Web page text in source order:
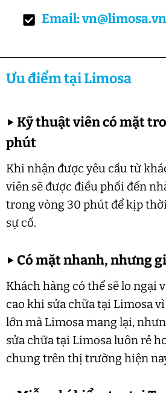
Email: vn@limosa.vn
Ưu điểm tại Limosa
▶Kỹ thuật viên có mặt
phút
Khi nhận được yêu cầu từ
viên sẽ được điều phối đến
trong vòng 30 phút để kịp
sự cố.
▶ Có mặt nhanh, nhưng
Khách hàng có thể sẽ lo ngại
cao khi sửa chữa tại Limosa
lớn mà Limosa mang lại,
sửa chữa tại Limosa luôn rẻ
chung trên thị trường hiện